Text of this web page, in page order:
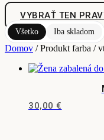
VYBRAŤ TEN
Všetko Iba skladom
Domov / Produkt farba /
30,00 €